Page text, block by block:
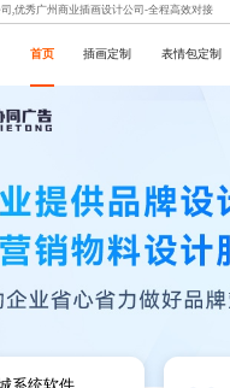
,优秀广州商业插画设计公司-全程高效对接
首页 插画定制 表情包定制